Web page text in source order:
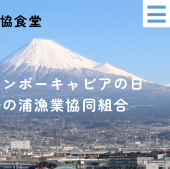
食堂
ボーキャビアの日
浦漁業協同組合
イベント情報
アクセス
ョッピング